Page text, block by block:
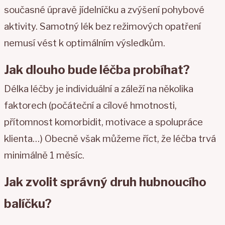
současné úpravě jídelníčku a zvýšení pohybové
aktivity. Samotný lék bez režimových opatření
nemusí vést k optimálním výsledkům.
Jak dlouho bude léčba probíhat?
Délka léčby je individuální a záleží na několika
faktorech (počáteční a cílové hmotnosti,
přítomnost komorbidit, motivace a spolupráce
klienta…) Obecně však můžeme říct, že léčba trvá
minimálně 1 měsíc.
Jak zvolit správný druh hubnoucího
balíčku?